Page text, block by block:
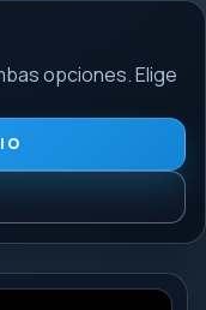
opciones. Elige